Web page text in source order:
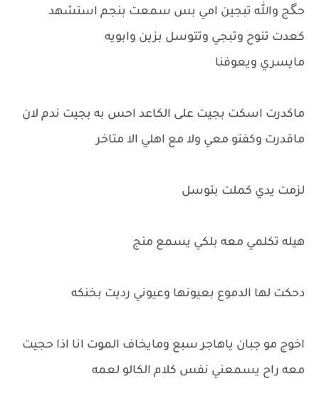
حگج والله تبجين امي بس سمعت بنجم استشهد
كعدت تنوح وتبجي وتتوسل بزين وابويه
مايسري ويعوفنا
ماكدرت اسكت بجيت على الكاعد احس به بجيت ندم لان
ماقدرت وكفتو معي ولا مع اهلي الا متاخر
لزمت يدي كملت بتوسل
هيله تكلمي معه بلكي يسمع منج
دحكت لها الدموع بعيونها وعيوني رديت بخنكه
اخوج مو جبان ياهاجر سبع ومايخاف الموت انا اذا حجيت
معه راح يسمعني نفس كلام الكالو لعمه